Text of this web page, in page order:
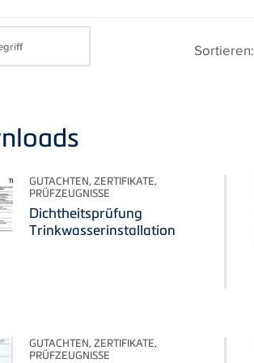
Sortieren:
GUTACHTEN, ZERTIFIKATE,
PRÜFZEUGNISSE
Dichtheitsprüfung
Trinkwasserinstallation
GUTACHTEN, ZERTIFIKATE,
PRÜFZEUGNISSE